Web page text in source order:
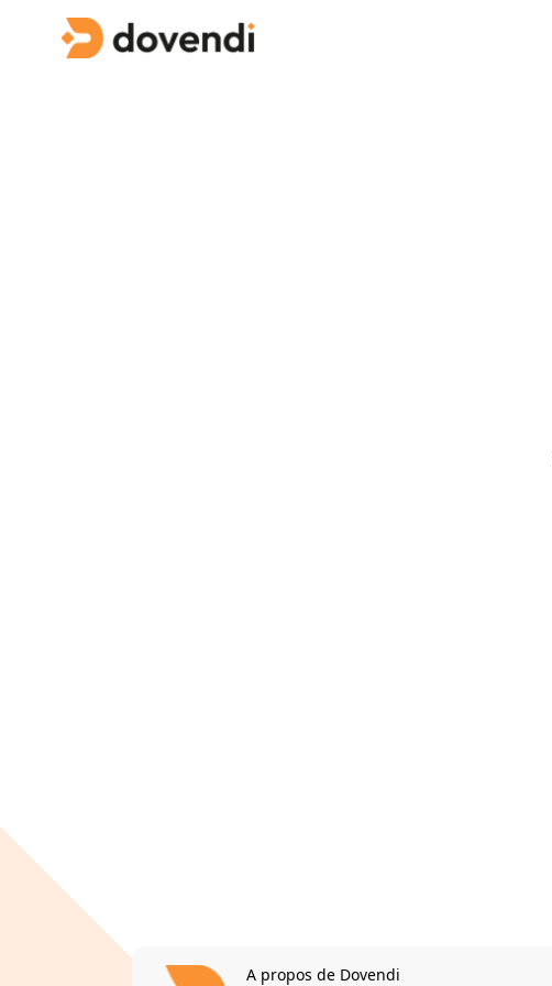
A propos de Dovendi